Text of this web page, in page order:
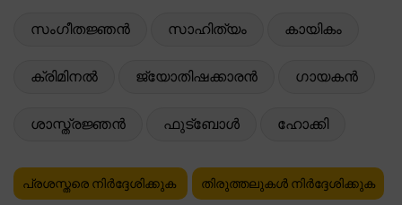
സംഗീതജ്ഞൻ സാഹിത്യം കായികം
ക്രിമിനൽ ജ്യോതിഷക്കാരൻ ഗായകൻ
ശാസ്ത്രജ്ഞൻ ഫുട്ബോൾ ഹോക്കി
പ്രശസ്തരെ നിർദ്ദേശിക്കുക തിരുത്തലുകൾ നിർദ്ദേശിക്കുക